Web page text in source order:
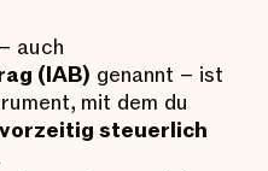
– auch
(IAB) genannt – ist
mit dem du
vorzeitig steuerlich